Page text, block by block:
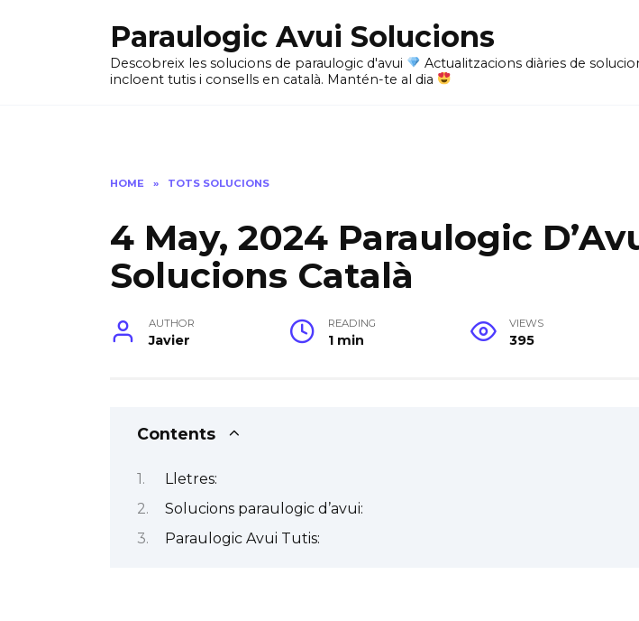
Paraulogic Avui Solucions
Descobreix les solucions de paraulogic d'avui
Actualitzacions diàries de
incloent tutis i consells en català. Mantén-te al dia
HOME » TOTS SOLUCIONS
4 May, 2024 Paraulogic
Solucions Català
AUTHOR
Javier
READING
1 min
VIEWS
395
Contents
Lletres:
Solucions paraulogic d’avui:
Paraulogic Avui Tutis: